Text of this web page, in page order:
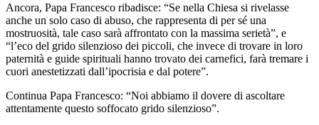
Ancora, Papa Francesco ribadisce: “Se nella Chiesa si rivelasse
anche un solo caso di abuso, che rappresenta di per sé una
mostruosità, tale caso sarà affrontato con la massima serietà”, e
“l’eco del grido silenzioso dei piccoli, che invece di trovare in loro
paternità e guide spirituali hanno trovato dei carnefici, farà tremare i
cuori anestetizzati dall’ipocrisia e dal potere”.
Continua Papa Francesco: “Noi abbiamo il dovere di ascoltare
attentamente questo soffocato grido silenzioso”.